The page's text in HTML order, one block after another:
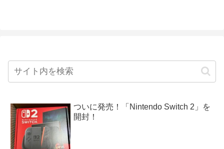
ついに発売！「Nintendo Switch 2」を
開封！